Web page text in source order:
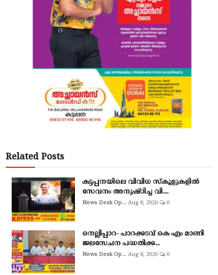
Related Posts
കട്ടപ്പനയിലെ വിവിധ സ്കൂളുകളിൽ
സേവനം അനുഷ്ഠിച്ച വി....
News Desk Op... Aug 8, 2026 0
നെല്ലിപ്പാറ- പാറക്കടവ് കെ എം മാണി
ജലസേചന പദ്ധതിക്ക...
News Desk Op... Aug 8, 2026 0